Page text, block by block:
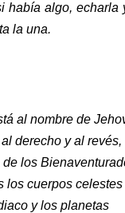
algo,
la una.
al nombre de
derecho y al revés,
los
los cuerpos celestes
y los planetas